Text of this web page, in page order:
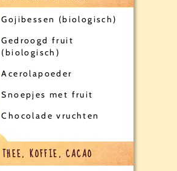
Gojibessen (biologisch)
Gedroogd fruit
(biologisch)
Acerolapoeder
Snoepjes met fruit
Chocolade vruchten
THEE, KOFFIE, CACAO